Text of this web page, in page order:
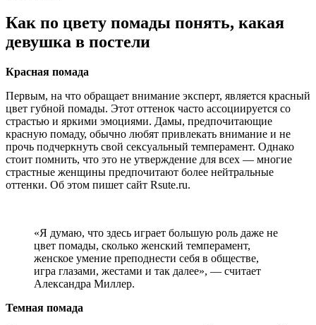
Как по цвету помады понять, какая
девушка в постели
Красная помада
Первым, на что обращает внимание эксперт, является красный
цвет губной помады. Этот оттенок часто ассоциируется со
страстью и яркими эмоциями. Дамы, предпочитающие
красную помаду, обычно любят привлекать внимание и не
прочь подчеркнуть свой сексуальный темперамент. Однако
стоит помнить, что это не утверждение для всех — многие
страстные женщины предпочитают более нейтральные
оттенки. Об этом пишет сайт Rsute.ru.
«Я думаю, что здесь играет большую роль даже не
цвет помады, сколько женский темперамент,
женское умение преподнести себя в обществе,
игра глазами, жестами и так далее», — считает
Александра Миллер.
Темная помада